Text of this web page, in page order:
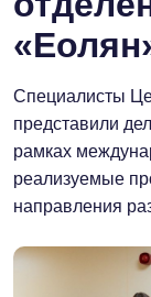
Специалисты
представили
рамках
реализуемые
направления